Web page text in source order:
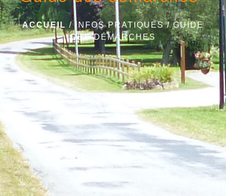
ACCUEIL /INFOS PRATIQUES/GUIDE
DES DÉMARCHES